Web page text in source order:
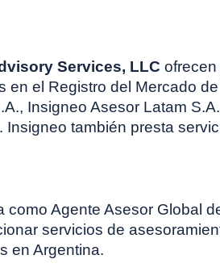
Services, LLC
en el Registro del Mercado
Insigneo Asesor Latam
también presta
como Agente Asesor Global
servicios de
en Argentina.